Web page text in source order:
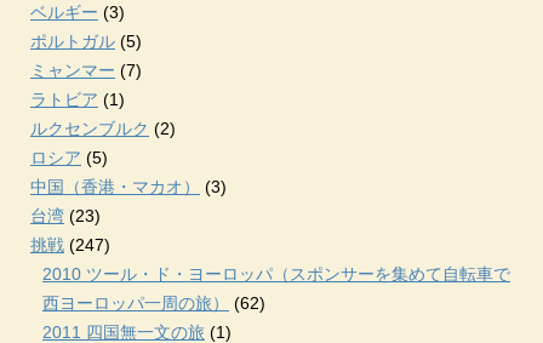
ベルギー (3)
ポルトガル (5)
ミャンマー (7)
ラトビア (1)
ルクセンブルク (2)
ロシア (5)
中国（香港・マカオ）
(3)
台湾 (23)
挑戦 (247)
2010 ツール・ド・ヨーロッパ（スポンサーを集めて自転車で
西ヨーロッパ一周の旅）
(62)
2011 四国無一文の旅 (1)